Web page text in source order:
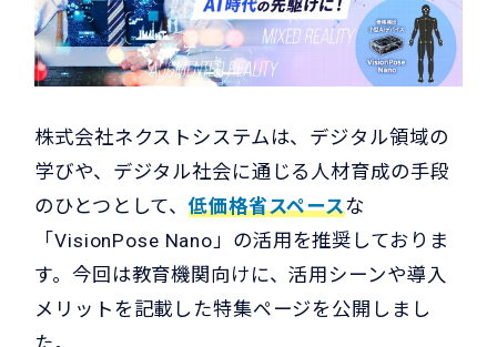
株式会社ネクストシステムは、デジタル領域の
学びや、デジタル社会に通じる人材育成の手段
のひとつとして、低価格省スペースな
「VisionPose Nano」の活用を推奨しておりま
す。今回は教育機関向けに、活用シーンや導入
メリットを記載した特集ページを公開しまし